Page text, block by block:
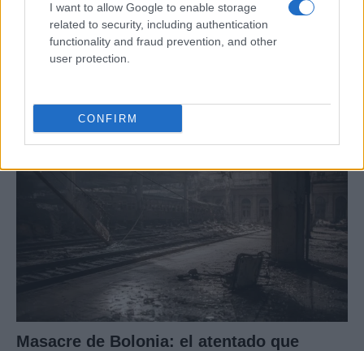
I want to allow Google to enable storage
related to security, including authentication
functionality and fraud prevention, and other
user protection.
CONFIRM
Cómo escribir crónicas culturales con
profundidad y rigor
CRÓNICA
Masacre de Bolonia: el atentado que